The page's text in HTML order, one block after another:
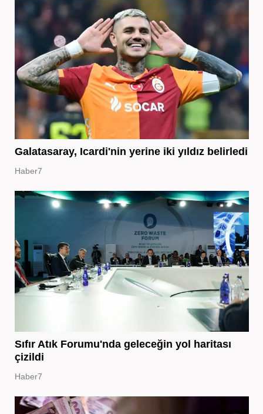
Galatasaray, Icardi'nin yerine iki yıldız belirledi
Haber7
Sıfır Atık Forumu'nda geleceğin yol haritası
çizildi
Haber7